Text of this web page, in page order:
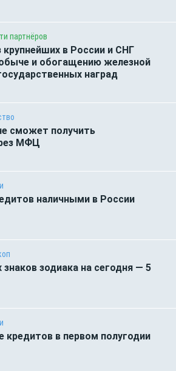
партнёров
крупнейших в России и СНГ
и обогащению железной
наград
сможет получить
МФЦ
наличными в России
знаков зодиака на сегодня — 5
кредитов в первом полугодии